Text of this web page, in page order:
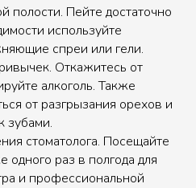
полости. Пейте достаточно
используйте
спреи или гели.
Откажитесь от
алкоголь. Также
от разгрызания орехов и
зубами.
стоматолога. Посещайте
одного раз в полгода для
и профессиональной